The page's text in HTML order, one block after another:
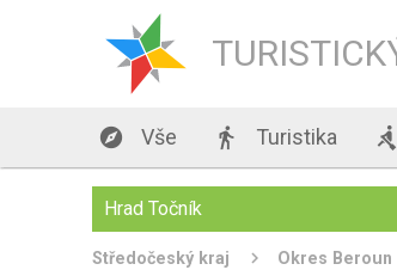
 Vše  Turistika 
Hrad Točník
Středočeský kraj Okres Beroun